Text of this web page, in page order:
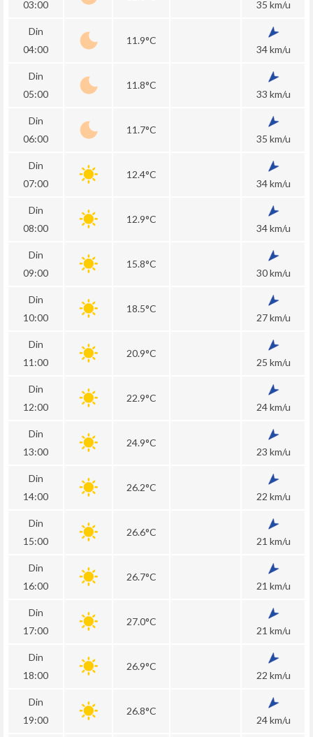
03:00
35 km/u
Din
04:00
11.9°C
34 km/u
Din
05:00
11.8°C
33 km/u
Din
06:00
11.7°C
35 km/u
Din
07:00
12.4°C
34 km/u
Din
08:00
12.9°C
34 km/u
Din
09:00
15.8°C
30 km/u
Din
10:00
18.5°C
27 km/u
Din
11:00
20.9°C
25 km/u
Din
12:00
22.9°C
24 km/u
Din
13:00
24.9°C
23 km/u
Din
14:00
26.2°C
22 km/u
Din
15:00
26.6°C
21 km/u
Din
16:00
26.7°C
21 km/u
Din
17:00
27.0°C
21 km/u
Din
18:00
26.9°C
22 km/u
Din
19:00
26.8°C
24 km/u